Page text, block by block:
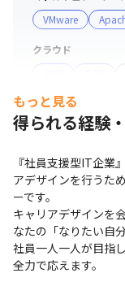
す。そのため、
できます。また
のある関係性をを
＜募集背景＞
当社は設立から5
情勢の中でも力強
です（2024年6月
に17倍の成長を
7期以降もさらな
の大規模採用を行
VMware
クラウド
サーバー・OS
Windows
支給PC
現場で選択可能（
もっと見る
得られる経験
『社員支援型IT企業
アデザインを行うた
ーです。
キャリアデザインを
なたの「なりたい自
社員一人一人が目指
全力で応えます。